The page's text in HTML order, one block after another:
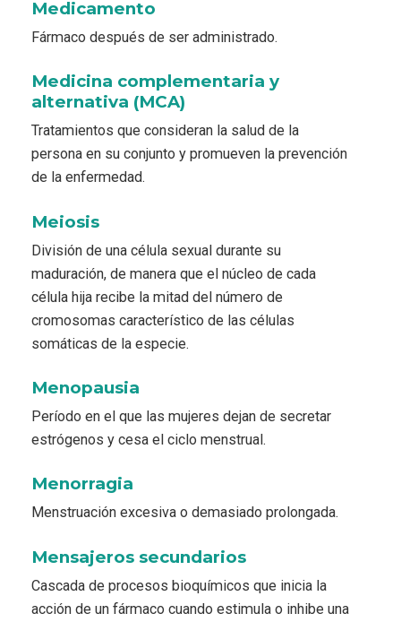
Medicamento
Fármaco después de ser administrado.
Medicina complementaria y
alternativa (MCA)
Tratamientos que consideran la salud de la
persona en su conjunto y promueven la prevención
de la enfermedad.
Meiosis
División de una célula sexual durante su
maduración, de manera que el núcleo de cada
célula hija recibe la mitad del número de
cromosomas característico de las células
somáticas de la especie.
Menopausia
Período en el que las mujeres dejan de secretar
estrógenos y cesa el ciclo menstrual.
Menorragia
Menstruación excesiva o demasiado prolongada.
Mensajeros secundarios
Cascada de procesos bioquímicos que inicia la
acción de un fármaco cuando estimula o inhibe una